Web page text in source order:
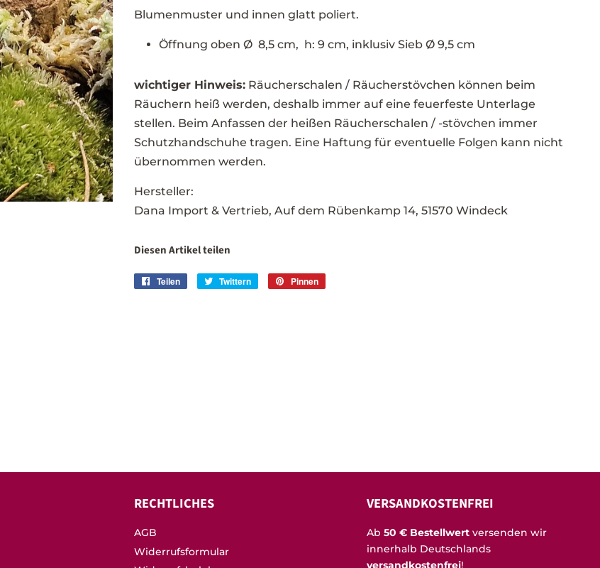
Blumenmuster und innen glatt poliert.
Öffnung oben Ø 8,5 cm, h: 9 cm, inklusiv Sieb Ø 9,5 cm
wichtiger Hinweis: Räucherschalen / Räucherstövchen können beim
Räuchern heiß werden, deshalb immer auf eine feuerfeste Unterlage
stellen. Beim Anfassen der heißen Räucherschalen / -stövchen immer
Schutzhandschuhe tragen. Eine Haftung für eventuelle Folgen kann nicht
übernommen werden.
Hersteller:
Dana Import & Vertrieb, Auf dem Rübenkamp 14, 51570 Windeck
Diesen Artikel teilen
Teilen Twittern Pinnen
RECHTLICHES
AGB
Widerrufsformular
VERSANDKOSTENFREI
Ab 50 € Bestellwert versenden wir
innerhalb Deutschlands
versandkostenfrei!